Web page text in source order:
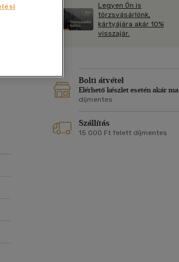
Kártya
Képeslap
Naptár
Vallás, mitológia
Legyen Ön is
törzsvásárlónk,
kártyájára akár 10%
visszajár.
Bolti átvétel
Elérhető készlet esetén akár ma
díjmentes
Szállítás
15 000 Ft felett díjmentes